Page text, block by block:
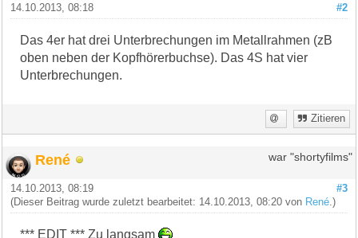
#2
14.10.2013, 08:18
Das 4er hat drei Unterbrechungen im Metallrahmen (zB
oben neben der Kopfhörerbuchse). Das 4S hat vier
Unterbrechungen.
Zitieren
René war "shortyfilms"
#3
14.10.2013, 08:19
(Dieser Beitrag wurde zuletzt bearbeitet: 14.10.2013, 08:20 von René .)
*** EDIT *** Zu langsam